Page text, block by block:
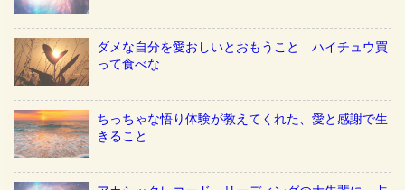
ダメな自分を愛おしいとおもうこと ハイチュウ買
って食べな
ちっちゃな悟り体験が教えてくれた、愛と感謝で生
きること